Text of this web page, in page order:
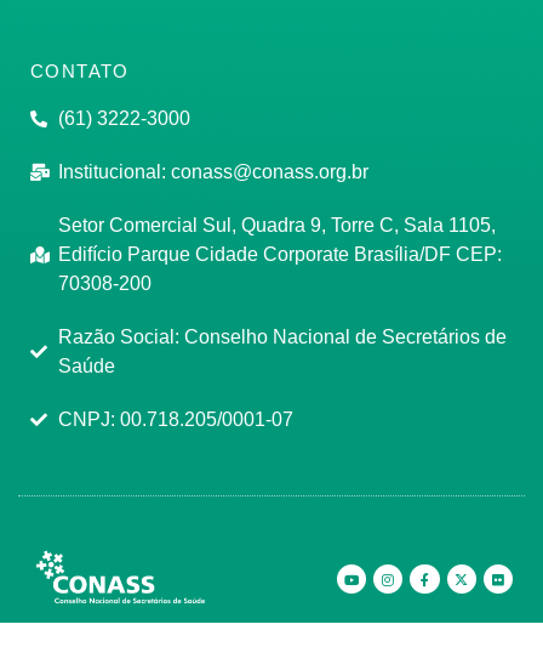
CONTATO
(61) 3222-3000
Institucional: conass@conass.org.br
Setor Comercial Sul, Quadra 9, Torre C, Sala 1105,
Edifício Parque Cidade Corporate Brasília/DF CEP:
70308-200
Razão Social: Conselho Nacional de Secretários de
Saúde
CNPJ: 00.718.205/0001-07